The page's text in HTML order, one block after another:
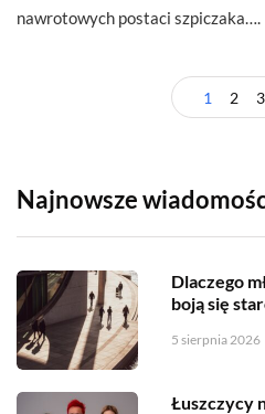
nawrotowych postaci szpiczaka….
1 2 3
Najnowsze
Dlaczego
boją się
5 sierpnia 2026
Łuszczycy